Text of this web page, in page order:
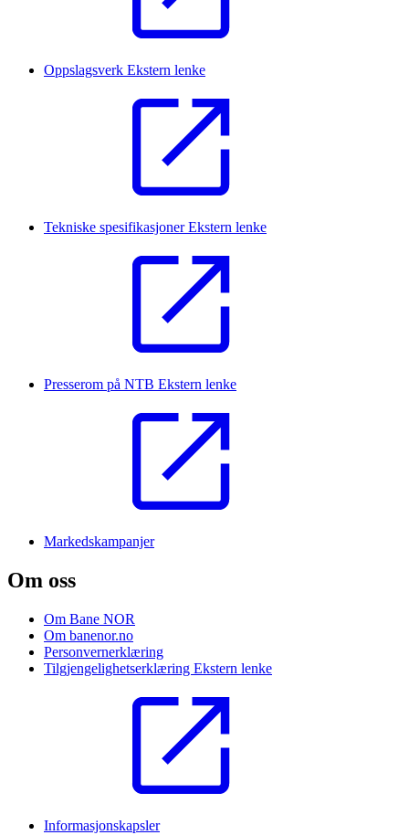
Oppslagsverk Ekstern lenke
Tekniske spesifikasjonerEkstern lenke
Presserom på NTB Ekstern lenke
Markedskampanjer
Om oss
Om Bane NOR
Om banenor.no
Personvernerklæring
Tilgjengelighetserklæring Ekstern lenke
Informasjonskapsler